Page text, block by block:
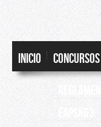
Inicio
EAPSK63